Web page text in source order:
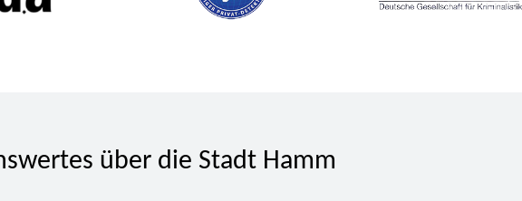
über die Stadt Hamm